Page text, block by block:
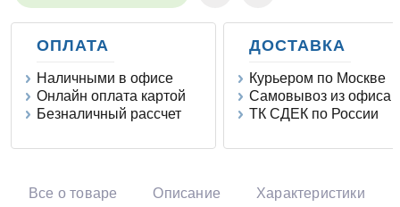
ОПЛАТА
Наличными в офисе
Онлайн оплата картой
Безналичный рассчет
ДОСТАВКА
Курьером по Москве
Самовывоз из офиса
ТК СДЕК по России
Все о товаре Описание Характеристики